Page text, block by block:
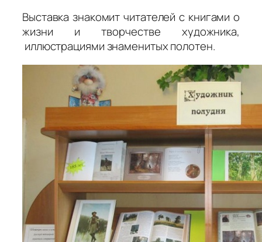
Выставка знакомит читателей с книгами о
жизни и творчестве художника,
иллюстрациями знаменитых полотен.